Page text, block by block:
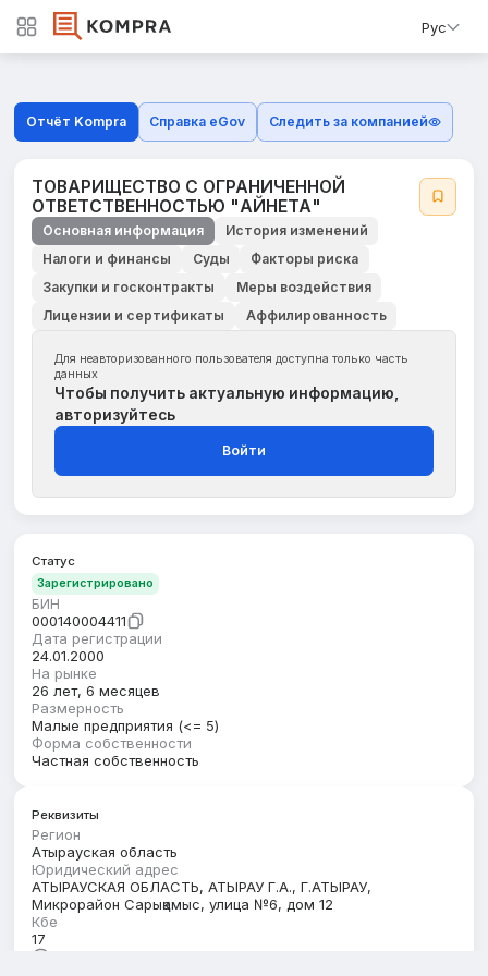
Рус
Отчёт Kompra Справка eGov Следить за компанией
ТОВАРИЩЕСТВО С ОГРАНИЧЕННОЙ
ОТВЕТСТВЕННОСТЬЮ "АЙНЕТА"
Основная информация
История изменений
Налоги и финансы
Суды
Факторы риска
Закупки и госконтракты
Меры воздействия
Лицензии и сертификаты
Аффилированность
Для неавторизованного пользователя доступна только часть
данных
Чтобы получить актуальную информацию,
авторизуйтесь
Войти
Статус
Зарегистрировано
БИН
000140004411
Дата регистрации
24.01.2000
На рынке
26 лет, 6 месяцев
Размерность
Малые предприятия (<= 5)
Форма собственности
Частная собственность
Реквизиты
Регион
Атырауская область
Юридический адрес
АТЫРАУСКАЯ ОБЛАСТЬ, АТЫРАУ Г.А., Г.АТЫРАУ,
Микрорайон Сарықамыс, улица №6, дом 12
Кбе
17